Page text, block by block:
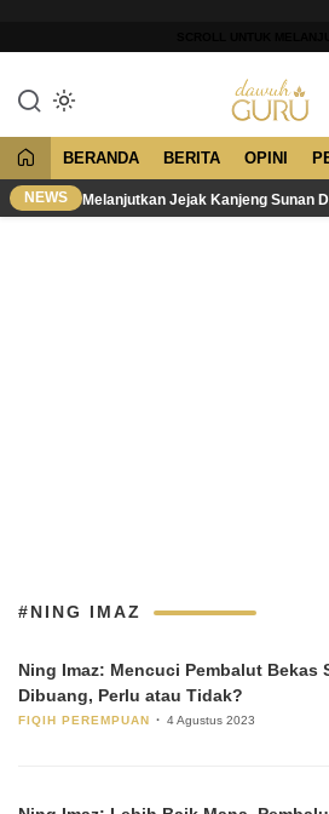
konten
Dawuh Guru
Merawat Tradisi,
BERANDA BERITA OPINI
NEWS Melanjutkan Jejak Kanjeng Sunan
#NING IMAZ
Ning Imaz: Mencuci Pembalut Bekas
Dibuang, Perlu atau Tidak?
FIQIH PEREMPUAN 4 Agustus 2023